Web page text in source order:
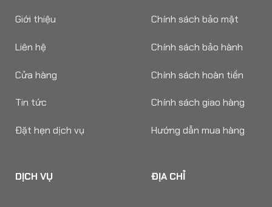
Giới thiệu
Liên hệ
Cửa hàng
Tin tức
Đặt hẹn dịch vụ
Chính sách bảo mật
Chính sách bảo hành
Chính sách hoàn tiền
Chính sách giao hàng
Hướng dẫn mua hàng
DỊCH VỤ ĐỊA CHỈ